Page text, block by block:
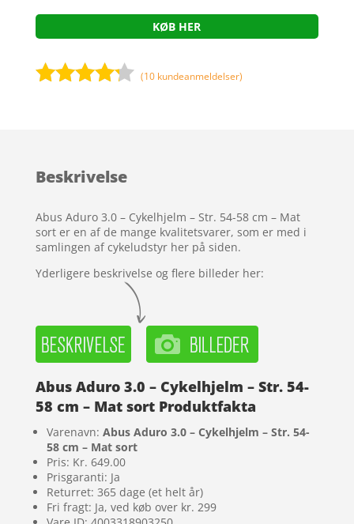
KØB HER
på
mmelser
(10 kundeanmeldelser)
Beskrivelse
Abus Aduro 3.0 – Cykelhjelm – Str. 54-58 cm – Mat
sort er en af de mange kvalitetsvarer, som er med i
samlingen af cykeludstyr her på siden.
Yderligere beskrivelse og flere billeder her:
Abus Aduro 3.0 – Cykelhjelm – Str. 54-
58 cm – Mat sort Produktfakta
Varenavn: Abus Aduro 3.0 – Cykelhjelm – Str. 54-
58 cm – Mat sort
Pris: Kr. 649.00
Prisgaranti: Ja
Returret: 365 dage (et helt år)
Fri fragt: Ja, ved køb over kr. 299